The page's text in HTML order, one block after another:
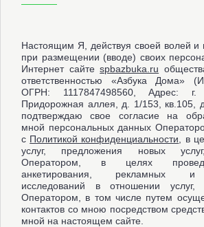
Настоящим Я, действуя своей волей и
при размещении (вводе) своих
Интернет сайтеspbazbuka.ru
ответственностью «Азбука Дома»
ОГРН: 1117847498560, Адрес: г.
Придорожная аллея, д. 1/153, кв.105,
подтверждаю свое согласие на
мной персональных данных
с Политикой конфиденциальности , в
услуг, предложения новых
Оператором, в целях
анкетирования, рекламных и
исследований в отношении услуг,
Оператором, в том числе путем
контактов со мною посредством
мной на настоящем сайте.